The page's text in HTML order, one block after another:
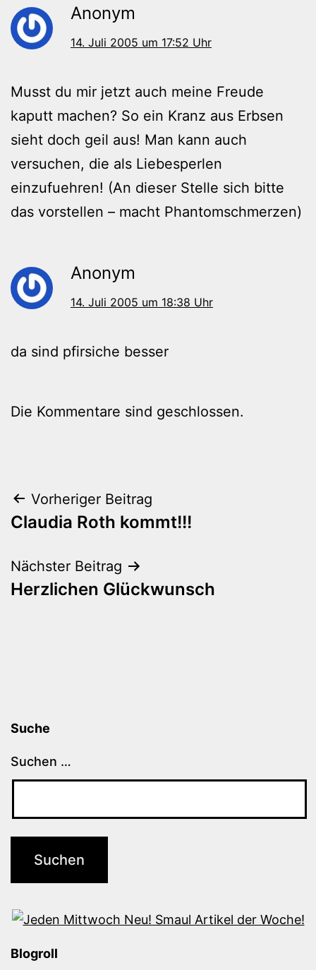
Anonym
14. Juli 2005 um 17:52 Uhr
Musst du mir jetzt auch meine Freude
kaputt machen? So ein Kranz aus Erbsen
sieht doch geil aus! Man kann auch
versuchen, die als Liebesperlen
einzufuehren! (An dieser Stelle sich bitte
das vorstellen – macht Phantomschmerzen)
Anonym
14. Juli 2005 um 18:38 Uhr
da sind pfirsiche besser
Die Kommentare sind geschlossen.
Beitragsnavigation
Vorheriger Beitrag
Claudia Roth kommt!!!
Nächster Beitrag
Herzlichen Glückwunsch
Suche
Suchen …
Blogroll